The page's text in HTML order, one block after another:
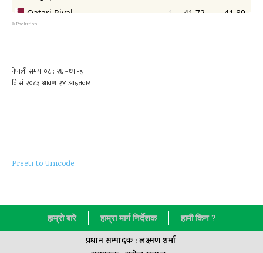
© Psolution
Preeti to Unicode
हाम्राे बारे हाम्रा मार्ग निर्देशक हामी किन ?
प्रधान सम्पादक : लक्ष्मण शर्मा